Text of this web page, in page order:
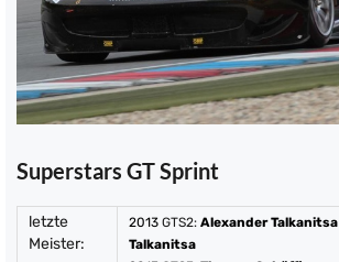
Superstars GT Sprint
letzte
Meister:
2013 GTS2: Alexander Talkanitsa
Talkanitsa